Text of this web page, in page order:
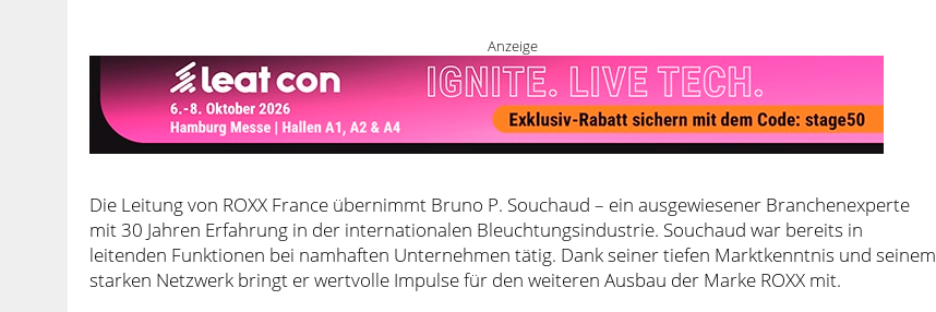
Anzeige
Die Leitung von ROXX France übernimmt Bruno P. Souchaud – ein ausgewiesener Branchenexperte
mit 30 Jahren Erfahrung in der internationalen Bleuchtungsindustrie. Souchaud war bereits in
leitenden Funktionen bei namhaften Unternehmen tätig. Dank seiner tiefen Marktkenntnis und seinem
starken Netzwerk bringt er wertvolle Impulse für den weiteren Ausbau der Marke ROXX mit.